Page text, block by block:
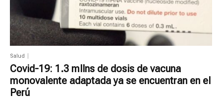
Salud
Covid-19: 1.3 mllns de dosis de vacuna
monovalente adaptada ya se encuentran en el
Perú